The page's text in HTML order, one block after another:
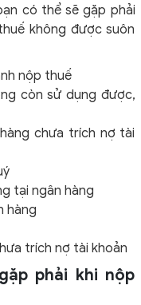
có thể sẽ gặp phải
không được suôn
nộp thuế
còn sử dụng được,
chưa trích nợ tài
tại ngân hàng
hàng
trích nợ tài khoản
phải khi nộp